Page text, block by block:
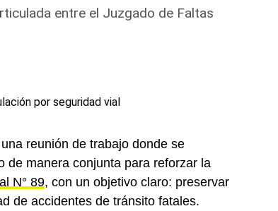
entre el Juzgado de Faltas
reunión de trabajo donde se
de manera conjunta para reforzar la
N° 89, con un objetivo claro: preservar
de accidentes de tránsito fatales.